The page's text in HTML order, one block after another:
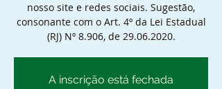
nosso site e redes sociais. Sugestão,
consonante com o Art. 4º da Lei Estadual
(RJ) Nº 8.906, de 29.06.2020.
A inscrição está fechada